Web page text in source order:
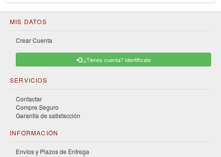
MIS DATOS
Crear Cuenta
¿Tienes cuenta? Identificate
SERVICIOS
Contactar
Compre Seguro
Garantía de satisfacción
INFORMACIÓN
Envíos y Plazos de Entrega